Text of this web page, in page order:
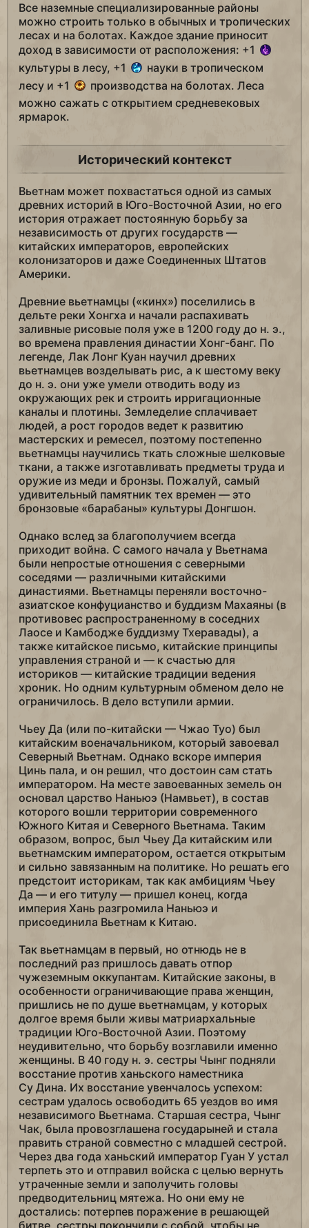
Все наземные специализированные районы
можно строить только в обычных и тропических
лесах и на болотах. Каждое здание приносит
доход в зависимости от расположения: +1
культуры в лесу, +1
науки в тропическом
лесу и +1
производства на болотах. Леса
можно сажать с открытием средневековых
ярмарок.
Исторический контекст
Вьетнам может похвастаться одной из самых
древних историй в Юго-Восточной Азии, но его
история отражает постоянную борьбу за
независимость от других государств —
китайских императоров, европейских
колонизаторов и даже Соединенных Штатов
Америки.
Древние вьетнамцы («кинх») поселились в
дельте реки Хонгха и начали распахивать
заливные рисовые поля уже в 1200 году до н. э.,
во времена правления династии Хонг-банг. По
легенде, Лак Лонг Куан научил древних
вьетнамцев возделывать рис, а к шестому веку
до н. э. они уже умели отводить воду из
окружающих рек и строить ирригационные
каналы и плотины. Земледелие сплачивает
людей, а рост городов ведет к развитию
мастерских и ремесел, поэтому постепенно
вьетнамцы научились ткать сложные шелковые
ткани, а также изготавливать предметы труда и
оружие из меди и бронзы. Пожалуй, самый
удивительный памятник тех времен — это
бронзовые «барабаны» культуры Донгшон.
Однако вслед за благополучием всегда
приходит война. С самого начала у Вьетнама
были непростые отношения с северными
соседями — различными китайскими
династиями. Вьетнамцы переняли восточно-
азиатское конфуцианство и буддизм Махаяны (в
противовес распространенному в соседних
Лаосе и Камбодже буддизму Тхеравады), а
также китайское письмо, китайские принципы
управления страной и — к счастью для
историков — китайские традиции ведения
хроник. Но одним культурным обменом дело не
ограничилось. В дело вступили армии.
Чьеу Да (или по-китайски — Чжао Туо) был
китайским военачальником, который завоевал
Северный Вьетнам. Однако вскоре империя
Цинь пала, и он решил, что достоин сам стать
императором. На месте завоеванных земель он
основал царство Наньюэ (Намвьет), в состав
которого вошли территории современного
Южного Китая и Северного Вьетнама. Таким
образом, вопрос, был Чьеу Да китайским или
вьетнамским императором, остается открытым
и сильно завязанным на политике. Но решать его
предстоит историкам, так как амбициям Чьеу
Да — и его титулу — пришел конец, когда
империя Хань разгромила Наньюэ и
присоединила Вьетнам к Китаю.
Так вьетнамцам в первый, но отнюдь не в
последний раз пришлось давать отпор
чужеземным оккупантам. Китайские законы, в
особенности ограничивающие права женщин,
пришлись не по душе вьетнамцам, у которых
долгое время были живы матриархальные
традиции Юго-Восточной Азии. Поэтому
неудивительно, что борьбу возглавили именно
женщины. В 40 году н. э. сестры Чынг подняли
восстание против ханьского наместника
Су Дина. Их восстание увенчалось успехом:
сестрам удалось освободить 65 уездов во имя
независимого Вьетнама. Старшая сестра, Чынг
Чак, была провозглашена государыней и стала
править страной совместно с младшей сестрой.
Через два года ханьский император Гуан У устал
терпеть это и отправил войска с целью вернуть
утраченные земли и заполучить головы
предводительниц мятежа. Но они ему не
достались: потерпев поражение в решающей